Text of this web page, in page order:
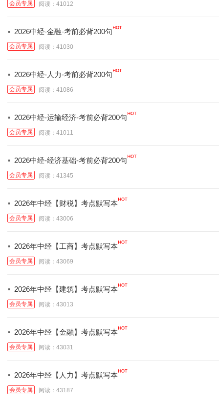
会员专属 阅读：41012
· 2026中经-金融-考前必背200句
会员专属 阅读：41030
· 2026中经-人力-考前必背200句
会员专属 阅读：41086
· 2026中经-运输经济-考前必背200句
会员专属 阅读：41011
· 2026中经-经济基础-考前必背200句
会员专属 阅读：41345
· 2026年中经【财税】考点默写本
会员专属 阅读：43006
· 2026年中经【工商】考点默写本
会员专属 阅读：43069
· 2026年中经【建筑】考点默写本
会员专属 阅读：43013
· 2026年中经【金融】考点默写本
会员专属 阅读：43031
· 2026年中经【人力】考点默写本
会员专属 阅读：43187